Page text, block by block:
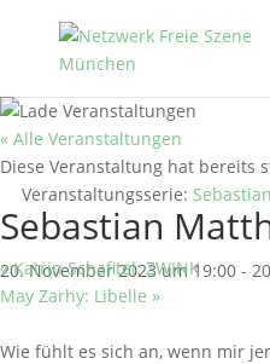
« Alle Veranstaltungen
Diese Veranstaltung hat bereits
Veranstaltungsserie:
Sebastian
20. November 2023 um 19:00 -
«Katrin Schafitel: ZWINK
May Zarhy: Libelle »
Wie fühlt es sich an, wenn mir